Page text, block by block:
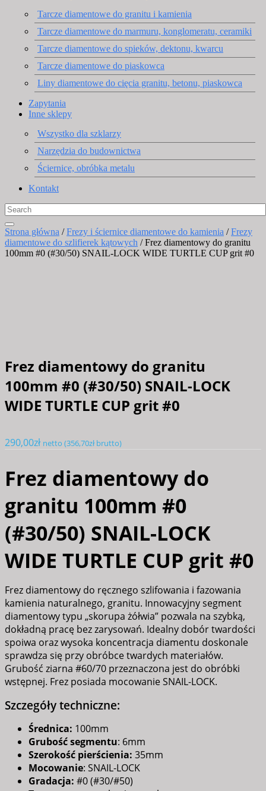
Tarcze diamentowe do granitu i kamienia
Tarcze diamentowe do marmuru, konglomeratu, ceramiki
Tarcze diamentowe do spieków, dektonu, kwarcu
Tarcze diamentowe do piaskowca
Liny diamentowe do cięcia granitu, betonu, piaskowca
Zapytania
Inne sklepy
Wszystko dla szklarzy
Narzędzia do budownictwa
Ściernice, obróbka metalu
Kontakt
Strona główna /Frezy i ściernice diamentowe do kamienia /Frezy
diamentowe do szlifierek kątowych / Frez diamentowy do granitu
100mm #0 (#30/50) SNAIL-LOCK WIDE TURTLE CUP grit #0
Frez diamentowy do granitu
100mm #0 (#30/50) SNAIL-LOCK
WIDE TURTLE CUP grit #0
290,00zł netto (356,70złbrutto)
Frez diamentowy do
granitu 100mm #0
(#30/50) SNAIL-LOCK
WIDE TURTLE CUP grit #0
Frez diamentowy do ręcznego szlifowania i fazowania
kamienia naturalnego, granitu. Innowacyjny segment
diamentowy typu „skorupa żółwia” pozwala na szybką,
dokładną pracę bez zarysowań. Idealny dobór twardości
spoiwa oraz wysoka koncentracja diamentu doskonale
sprawdza się przy obróbce twardych materiałów.
Grubość ziarna #60/70 przeznaczona jest do obróbki
wstępnej. Frez posiada mocowanie SNAIL-LOCK.
Szczegóły techniczne:
Średnica: 100mm
Grubość segmentu: 6mm
Szerokość pierścienia: 35mm
Mocowanie: SNAIL-LOCK
Gradacja: #0 (#30/#50)